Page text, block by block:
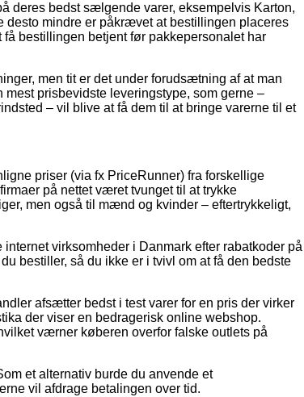
deres bedst sælgende varer, eksempelvis Karton,
desto mindre er påkrævet at bestillingen placeres
bestillingen betjent før pakkepersonalet har
men tit er det under forudsætning af at man
prisbevidste leveringstype, som gerne –
– vil blive at få dem til at bringe varerne til et
priser (via fx PriceRunner) fra forskellige
på nettet været tvunget til at trykke
men også til mænd og kvinder – eftertrykkeligt,
virksomheder i Danmark efter rabatkoder på
bestiller, så du ikke er i tvivl om at få den bedste
afsætter bedst i test varer for en pris der virker
der viser en bedragerisk online webshop.
værner køberen overfor falske outlets på
et alternativ burde du anvende et
vil afdrage betalingen over tid.